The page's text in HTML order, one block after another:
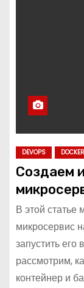
DEVOPS DOCKER
Создаем
В этой статье
микросервис
запустить
рассмотрим,
контейнер и